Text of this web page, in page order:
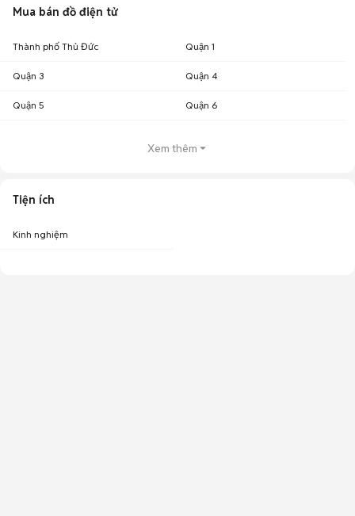
Mua bán đồ điện tử
Thành phố Thủ Đức Quận 1
Quận 3 Quận 4
Quận 5 Quận 6
Xem thêm
Tiện ích
Kinh nghiệm